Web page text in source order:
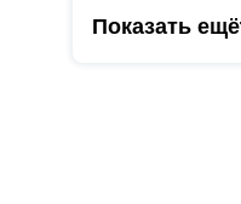
Показать ещё